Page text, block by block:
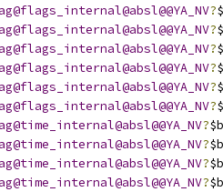
?
?
?
?
?
?
?
?
?
?